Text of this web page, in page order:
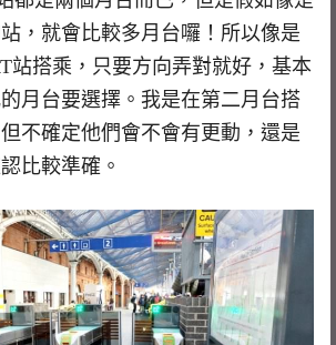
，就會比較多月台囉！所以像是
站搭乘，只要方向弄對就好，基本
月台要選擇。我是在第二月台搭
不確定他們會不會有更動，還是
比較準確。